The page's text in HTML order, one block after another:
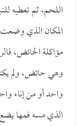
اللحم، ثم تعطيه
المكان الذي
مؤاكلة الحائض،
وهي حائض، ولم
واحد أو من إناء
الذي مسه فمها يضع